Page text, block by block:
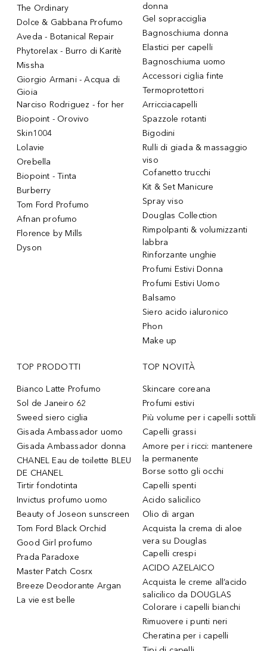
The Ordinary
Dolce & Gabbana Profumo
Aveda - Botanical Repair
Phytorelax - Burro di Karitè
Missha
Giorgio Armani - Acqua di
Gioia
Narciso Rodriguez - for her
Biopoint - Orovivo
Skin1004
Lolavie
Orebella
Biopoint - Tinta
Burberry
Tom Ford Profumo
Afnan profumo
Florence by Mills
Dyson
donna
Gel sopracciglia
Bagnoschiuma donna
Elastici per capelli
Bagnoschiuma uomo
Accessori ciglia finte
Termoprotettori
Arricciacapelli
Spazzole rotanti
Bigodini
Rulli di giada & massaggio
viso
Cofanetto trucchi
Kit & Set Manicure
Spray viso
Douglas Collection
Rimpolpanti & volumizzanti
labbra
Rinforzante unghie
Profumi Estivi Donna
Profumi Estivi Uomo
Balsamo
Siero acido ialuronico
Phon
Make up
TOP PRODOTTI
Bianco Latte Profumo
Sol de Janeiro 62
Sweed siero ciglia
Gisada Ambassador uomo
Gisada Ambassador donna
CHANEL Eau de toilette BLEU
DE CHANEL
Tirtir fondotinta
Invictus profumo uomo
Beauty of Joseon sunscreen
Tom Ford Black Orchid
Good Girl profumo
Prada Paradoxe
Master Patch Cosrx
Breeze Deodorante Argan
La vie est belle
TOP NOVITÀ
Skincare coreana
Profumi estivi
Più volume per i capelli sottili
Capelli grassi
Amore per i ricci: mantenere
la permanente
Borse sotto gli occhi
Capelli spenti
Acido salicilico
Olio di argan
Acquista la crema di aloe
vera su Douglas
Capelli crespi
ACIDO AZELAICO
Acquista le creme all’acido
salicilico da DOUGLAS
Colorare i capelli bianchi
Rimuovere i punti neri
Cheratina per i capelli